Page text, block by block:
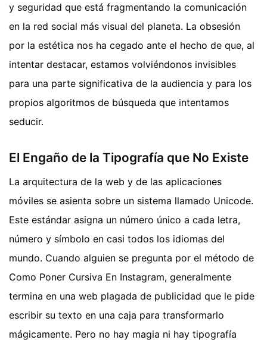
y seguridad que está fragmentando la comunicación
en la red social más visual del planeta. La obsesión
por la estética nos ha cegado ante el hecho de que, al
intentar destacar, estamos volviéndonos invisibles
para una parte significativa de la audiencia y para los
propios algoritmos de búsqueda que intentamos
seducir.
El Engaño de la Tipografía que No Existe
La arquitectura de la web y de las aplicaciones
móviles se asienta sobre un sistema llamado Unicode.
Este estándar asigna un número único a cada letra,
número y símbolo en casi todos los idiomas del
mundo. Cuando alguien se pregunta por el método de
Como Poner Cursiva En Instagram, generalmente
termina en una web plagada de publicidad que le pide
escribir su texto en una caja para transformarlo
mágicamente. Pero no hay magia ni hay tipografía